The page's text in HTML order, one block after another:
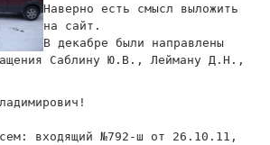
Наверно есть смысл выложить
на сайт.
В декабре были направлены
Саблину Ю.В., Лейману Д.Н.,
входящий №792-ш от 26.10.11,